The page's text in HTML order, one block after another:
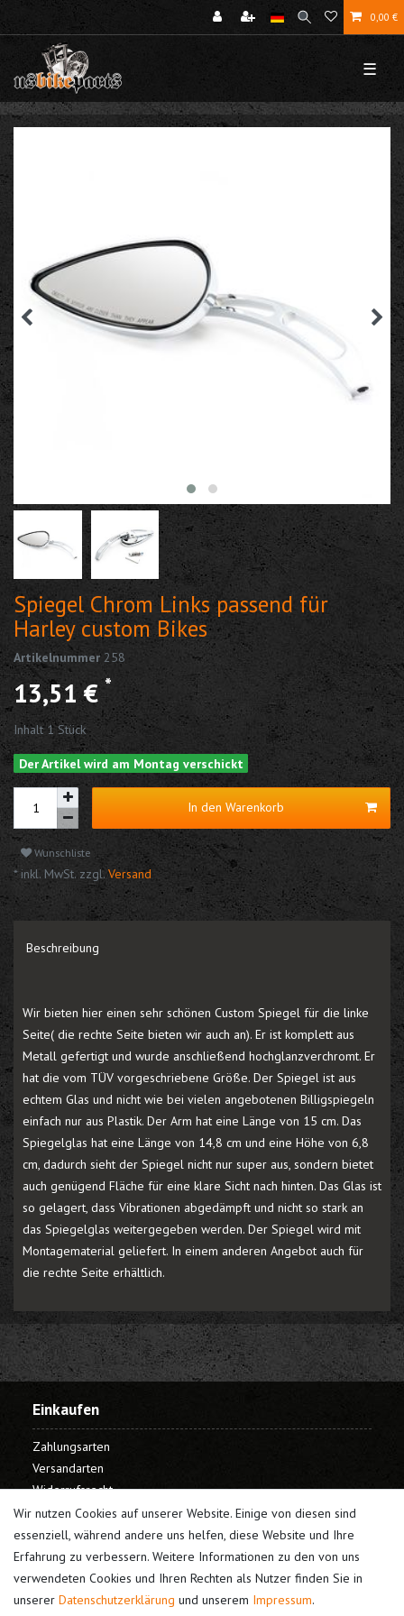
0,00 €
☰
Spiegel Chrom Links passend für
Harley custom Bikes
Artikelnummer 258
13,51 € *
Inhalt1Stück
Der Artikel wird am Montag verschickt
In den Warenkorb
Wunschliste
* inkl. MwSt. zzgl.Versand
Beschreibung
Wir bieten hier einen sehr schönen Custom Spiegel für die linke
Seite( die rechte Seite bieten wir auch an). Er ist komplett aus
Metall gefertigt und wurde anschließend hochglanzverchromt. Er
hat die vom TÜV vorgeschriebene Größe. Der Spiegel ist aus
echtem Glas und nicht wie bei vielen angebotenen Billigspiegeln
einfach nur aus Plastik. Der Arm hat eine Länge von 15 cm. Das
Spiegelglas hat eine Länge von 14,8 cm und eine Höhe von 6,8
cm, dadurch sieht der Spiegel nicht nur super aus, sondern bietet
auch genügend Fläche für eine klare Sicht nach hinten. Das Glas ist
so gelagert, dass Vibrationen abgedämpft und nicht so stark an
das Spiegelglas weitergegeben werden. Der Spiegel wird mit
Montagematerial geliefert. In einem anderen Angebot auch für
die rechte Seite erhältlich.
Wir nutzen Cookies auf unserer Website. Einige von diesen sind
essenziell, während andere uns helfen, diese Website und Ihre
Erfahrung zu verbessern. Weitere Informationen zu den von uns
verwendeten Cookies und Ihren Rechten als Nutzer finden Sie in
unserer Daten­schutz­erklärung und unserem Impressum.
Einkaufen
Zahlungsarten
Versandarten
Widerrufsrecht
Warenkorb
Kasse
Mein Konto
Registrieren